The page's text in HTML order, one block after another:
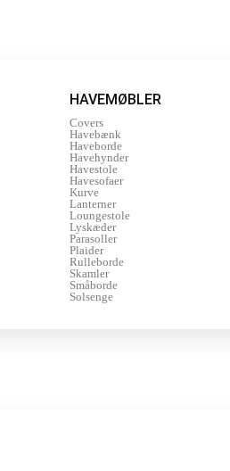
HAVEMØBLER
Covers
Havebænk
Haveborde
Havehynder
Havestole
Havesofaer
Kurve
Lanterner
Loungestole
Lyskæder
Parasoller
Plaider
Rulleborde
Skamler
Småborde
Solsenge